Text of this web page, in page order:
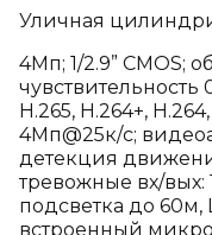
Уличная
4Мп; 1/2.9” CMOS;
чувствительность
H.265, H.264+,
4Мп@25к/с;
детекция
тревожные вх/вых:
подсветка до 60м,
встроенный